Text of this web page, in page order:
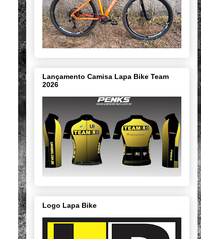
Lançamento Camisa Lapa Bike Team
2026
Logo Lapa Bike